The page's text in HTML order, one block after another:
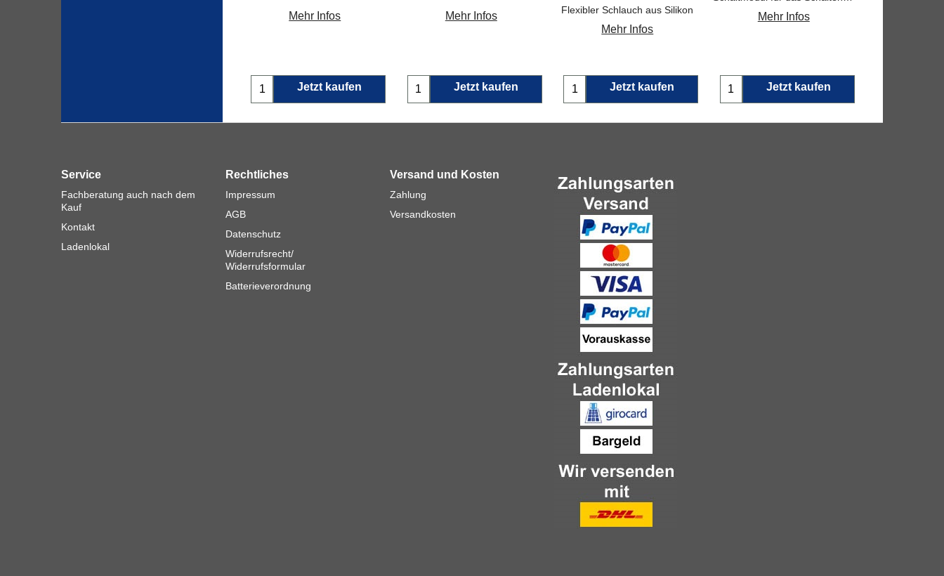
Mehr Infos
Jetzt kaufen
Mehr Infos
Jetzt kaufen
Flexibler Schlauch aus Silikon
Mehr Infos
Jetzt kaufen
Mehr Infos
Jetzt kaufen
Service
Fachberatung auch nach dem
Kauf
Kontakt
Ladenlokal
Rechtliches
Impressum
AGB
Datenschutz
Widerrufsrecht/
Widerrufsformular
Batterieverordnung
Versand und Kosten
Zahlung
Versandkosten